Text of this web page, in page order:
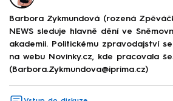
Barbora Zykmundová (rozená
NEWS sleduje hlavně dění ve
akademii. Politickému zpravodajství
na webu Novinky.cz, kde pracovala
(Barbora.Zykmundova@iprima.cz)